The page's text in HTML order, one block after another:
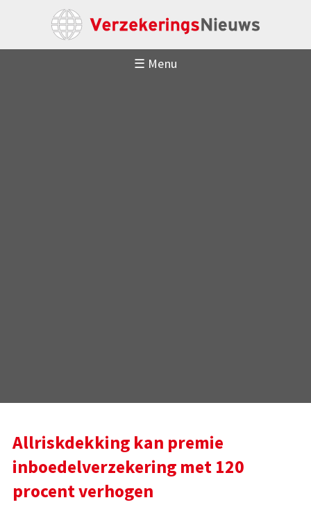
☰ Menu
Allriskdekking kan premie
inboedelverzekering met 120
procent verhogen